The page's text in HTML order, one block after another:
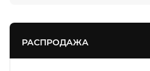
РАСПРОДАЖА